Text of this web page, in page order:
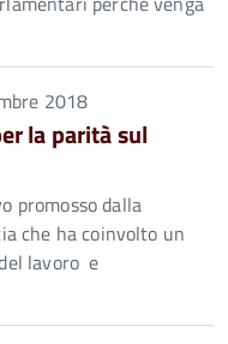
2018
la parità sul
promosso dalla
che ha coinvolto un
lavoro e